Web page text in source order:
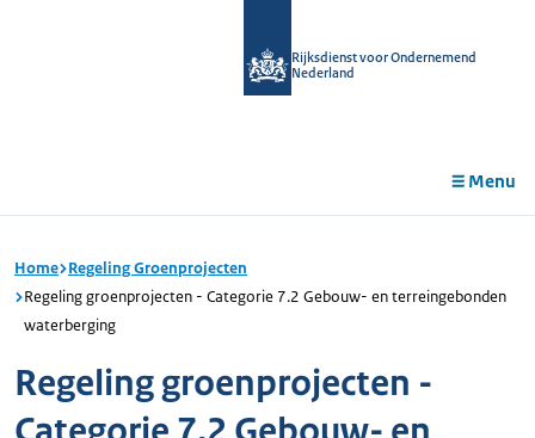
Rijksdienst voor Ondernemend
Nederland
Menu
Home Regeling Groenprojecten
Regeling groenprojecten - Categorie 7.2 Gebouw- en terreingebonden
waterberging
Regeling groenprojecten -